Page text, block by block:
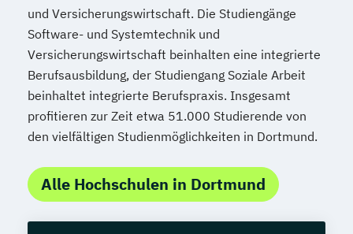
und Versicherungswirtschaft. Die Studiengänge
Software- und Systemtechnik und
Versicherungswirtschaft beinhalten eine integrierte
Berufsausbildung, der Studiengang Soziale Arbeit
beinhaltet integrierte Berufspraxis. Insgesamt
profitieren zur Zeit etwa 51.000 Studierende von
den vielfältigen Studienmöglichkeiten in Dortmund.
Alle Hochschulen in Dortmund